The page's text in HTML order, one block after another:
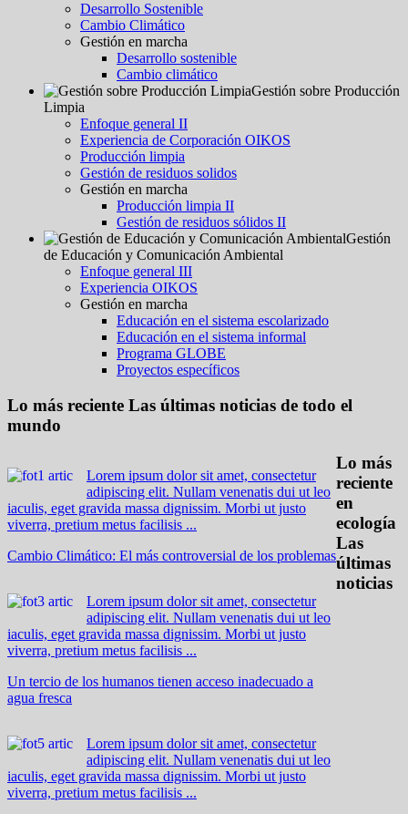
Desarrollo Sostenible
Cambio Climático
Gestión en marcha
Desarrollo sostenible
Cambio climático
Gestión sobre Producción
Limpia
Enfoque general II
Experiencia de Corporación OIKOS
Producción limpia
Gestión de residuos solidos
Gestión en marcha
Producción limpia II
Gestión de residuos sólidos II
Gestión
de Educación y Comunicación Ambiental
Enfoque general III
Experiencia OIKOS
Gestión en marcha
Educación en el sistema escolarizado
Educación en el sistema informal
Programa GLOBE
Proyectos específicos
Lo más reciente Las últimas noticias de todo el
mundo
Lorem ipsum dolor sit amet, consectetur
adipiscing elit. Nullam venenatis dui ut leo
iaculis, eget gravida massa dignissim. Morbi ut justo
viverra, pretium metus facilisis ...
Cambio Climático: El más controversial de los problemas
Lorem ipsum dolor sit amet, consectetur
adipiscing elit. Nullam venenatis dui ut leo
iaculis, eget gravida massa dignissim. Morbi ut justo
viverra, pretium metus facilisis ...
Un tercio de los humanos tienen acceso inadecuado a
agua fresca
Lorem ipsum dolor sit amet, consectetur
adipiscing elit. Nullam venenatis dui ut leo
iaculis, eget gravida massa dignissim. Morbi ut justo
viverra, pretium metus facilisis ...
Lo más
reciente
en
ecología
Las
últimas
noticias